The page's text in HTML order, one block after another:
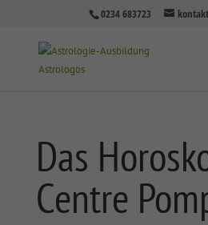
0234 683723
Das
Centre